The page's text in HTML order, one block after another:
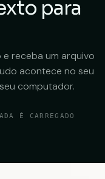
para
receba um arquivo
acontece no seu
computador.
É CARREGADO